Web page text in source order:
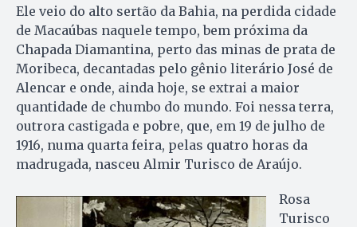
Ele veio do alto sertão da Bahia, na perdida cidade
de Macaúbas naquele tempo, bem próxima da
Chapada Diamantina, perto das minas de prata de
Moribeca, decantadas pelo gênio literário José de
Alencar e onde, ainda hoje, se extrai a maior
quantidade de chumbo do mundo. Foi nessa terra,
outrora castigada e pobre, que, em 19 de julho de
1916, numa quarta feira, pelas quatro horas da
madrugada, nasceu Almir Turisco de Araújo.
Rosa
Turisco